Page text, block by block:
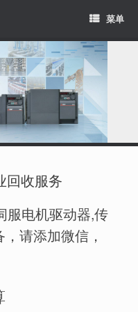
菜单
回收服务
服电机驱动器,传
请添加微信，